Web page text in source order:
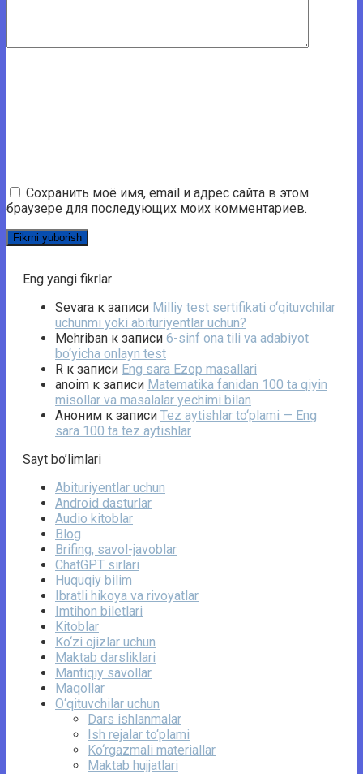
Сохранить моё имя, email и адрес сайта в этом
браузере для последующих моих комментариев.
Eng yangi fikrlar
Sevara к записи Milliy test sertifikati o‘qituvchilar
uchunmi yoki abituriyentlar uchun?
Mehriban к записи 6-sinf ona tili va adabiyot
bo‘yicha onlayn test
R к записи Eng sara Ezop masallari
anoim к записи Matematika fanidan 100 ta qiyin
misollar va masalalar yechimi bilan
Аноним к записи Tez aytishlar to‘plami — Eng
sara 100 ta tez aytishlar
Sayt bo’limlari
Abituriyentlar uchun
Android dasturlar
Audio kitoblar
Blog
Brifing, savol-javoblar
ChatGPT sirlari
Huquqiy bilim
Ibratli hikoya va rivoyatlar
Imtihon biletlari
Kitoblar
Ko‘zi ojizlar uchun
Maktab darsliklari
Mantiqiy savollar
Maqollar
O‘qituvchilar uchun
Dars ishlanmalar
Ish rejalar to‘plami
Ko‘rgazmali materiallar
Maktab hujjatlari